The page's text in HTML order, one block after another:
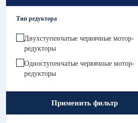
Тип редуктора
Двухступенчатые червячные мотор-
редукторы
Одноступенчатые червячные мотор-
редукторы
Применить фильтр